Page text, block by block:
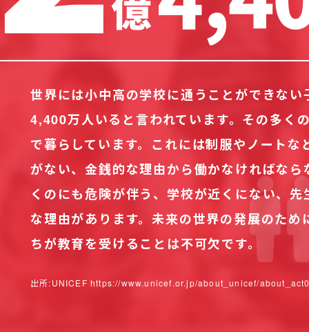
世界には小中高の学校に通うことができな
4,400万人いると言われています。その多く
で暮らしています。これには制服やノートな
がない、金銭的な理由から働かなければな
くのにも危険が伴う、学校が近くにない、
な理由があります。未来の世界の発展のた
ちが教育を受けることは不可欠です。
出所:UNICEF https://www.unicef.or.jp/about_unicef/